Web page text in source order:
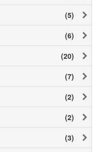
(5)
(6)
(20)
(7)
(2)
(2)
(3)